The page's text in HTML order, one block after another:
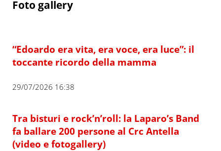
Foto gallery
“Edoardo era vita, era voce, era luce”: il
toccante ricordo della mamma
29/07/2026 16:38
Tra bisturi e rock’n’roll: la Laparo’s Band
fa ballare 200 persone al Crc Antella
(video e fotogallery)